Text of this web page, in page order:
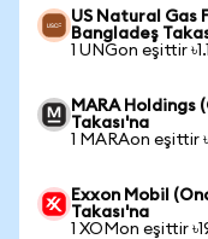
US Natural Gas
Bangladeş
1 UNGon eşittir
MARA Holdings
Takası'na
1 MARAon eşittir
Exxon Mobil
Takası'na
1 XOMon eşittir